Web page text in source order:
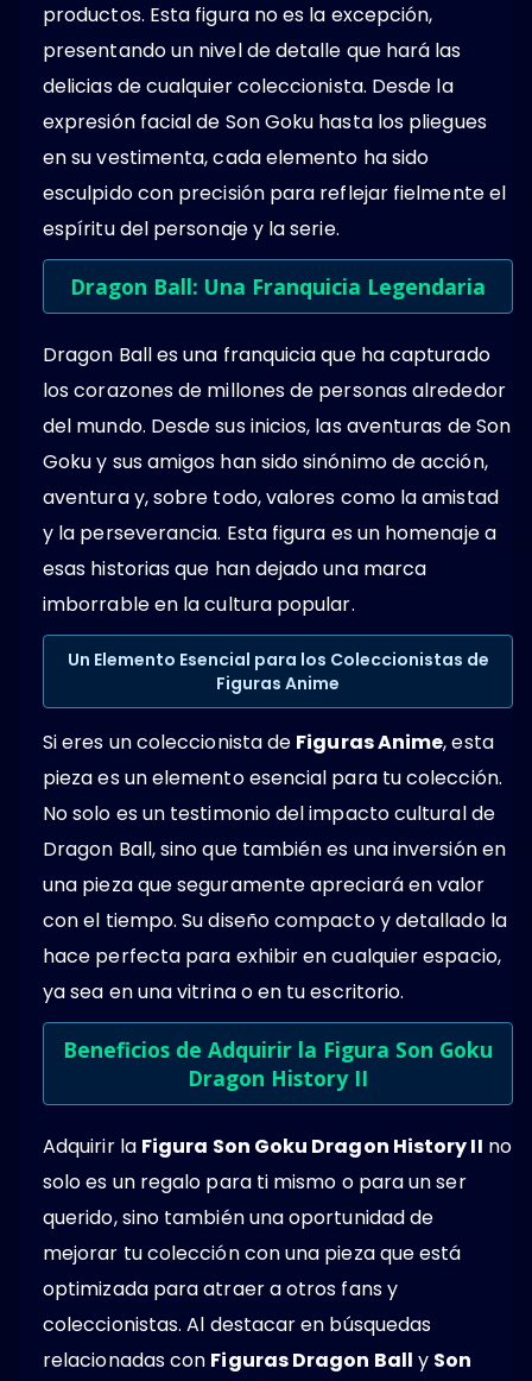
productos. Esta figura no es la excepción,
presentando un nivel de detalle que hará las
delicias de cualquier coleccionista. Desde la
expresión facial de Son Goku hasta los pliegues
en su vestimenta, cada elemento ha sido
esculpido con precisión para reflejar fielmente el
espíritu del personaje y la serie.
Dragon Ball: Una Franquicia Legendaria
Dragon Ball es una franquicia que ha capturado
los corazones de millones de personas alrededor
del mundo. Desde sus inicios, las aventuras de Son
Goku y sus amigos han sido sinónimo de acción,
aventura y, sobre todo, valores como la amistad
y la perseverancia. Esta figura es un homenaje a
esas historias que han dejado una marca
imborrable en la cultura popular.
Un Elemento Esencial para los Coleccionistas de
Figuras Anime
Si eres un coleccionista de Figuras Anime, esta
pieza es un elemento esencial para tu colección.
No solo es un testimonio del impacto cultural de
Dragon Ball, sino que también es una inversión en
una pieza que seguramente apreciará en valor
con el tiempo. Su diseño compacto y detallado la
hace perfecta para exhibir en cualquier espacio,
ya sea en una vitrina o en tu escritorio.
Beneficios de Adquirir la Figura Son Goku
Dragon History II
Adquirir la Figura Son Goku Dragon History II no
solo es un regalo para ti mismo o para un ser
querido, sino también una oportunidad de
mejorar tu colección con una pieza que está
optimizada para atraer a otros fans y
coleccionistas. Al destacar en búsquedas
relacionadas con Figuras Dragon Ball y Son